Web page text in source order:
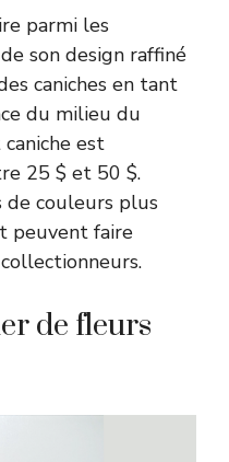
parmi les
son design raffiné
caniches en tant
du milieu du
est
25 $ et 50 $.
de couleurs plus
peuvent faire
de fleurs